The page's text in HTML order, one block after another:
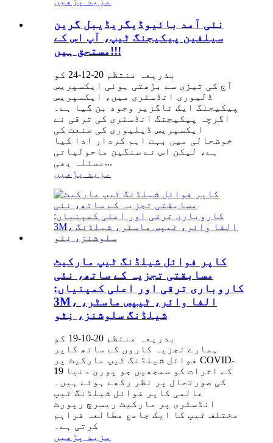
نئی آمد بائیوڈیگریڈیبل گرین
سیلفین پیکیجنگ ٹیپ، آپ اس کے
مستحق ہیں!!!
بذریعہ منتظم 20-12-24 کو
آج کی تیزی سے بڑھتی ہوئی ایکسپریس
ڈلیوری انڈسٹری میں، ایکسپریس
پیکیجنگ ایک ناگزیر وجود بن گیا ہے۔
اگرچہ پیکیجنگ انڈسٹری کی ترقی نے
ایکسپریس ڈیلیوری کی صنعت کی
خوشحالی میں بہت اہم کردار ادا کیا
ہے، لیکن اس نے سنگین ماحولیاتی
مسئلہ بھی...
مزید پڑھیں
کاپر فوائل شیلڈنگ ٹیپ مارکیٹ
مسابقتی تجزیہ کے ساتھ، نئی
کاروباری ترقی اور اعلی کمپنیاں:
3M، الفا وائر، ٹیپس ماسٹر،
شیلڈنگ سلوشنز، نِٹو
بذریعہ منتظم 20-10-19 کو
ہمارے تجزیہ کاروں کے ساتھ کاپر
فوائل شیلڈنگ ٹیپ مارکیٹ پر COVID-
19 کے اثرات کو سمجھیں جو پوری دنیا
کی صورتحال پر نظر رکھے ہوئے ہیں۔
عالمی کاپر فوائل شیلڈنگ ٹیپ
انڈسٹری پر مارکیٹ ریسرچ رپورٹ
مختلف ٹیپ کا ایک جامع مطالعہ فراہم
کرتی ہے۔
مزید پڑھیں